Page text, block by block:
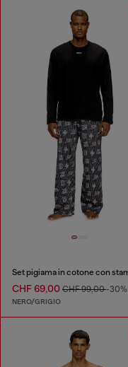
CHF 69,00 CHF 99,00-30%
NERO/GRIGIO